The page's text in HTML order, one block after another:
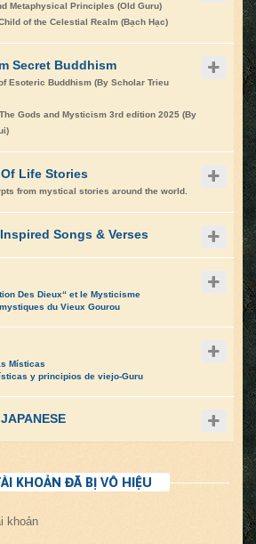
Metaphysical Principles (Old Guru)
of the Celestial Realm (Bạch Hạc)
Secret Buddhism
Esoteric Buddhism (By Scholar Trieu
Gods and Mysticism 3rd edition 2025 (By
Life Stories
from mystical stories around the world.
Songs & Verses
Des Dieux“ et le Mysticisme
du Vieux Gourou
Místicas
y principios de viejo-Guru
KHOẢN ĐÃ BỊ VÔ HIỆU
khoản